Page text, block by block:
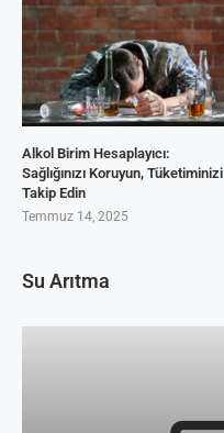
Alkol Birim Hesaplayıcı:
Sağlığınızı Koruyun, Tüketiminizi
Takip Edin
Temmuz 14, 2025
Su Arıtma